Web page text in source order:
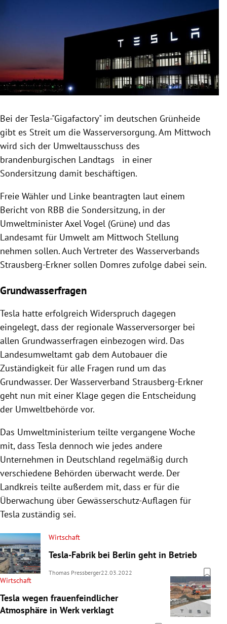
Untermenü
Untermenü
Untermenü
Bei der Tesla-"Gigafactory" im deutschen Grünheide
gibt es Streit um die Wasserversorgung. Am Mittwoch
wird sich der Umweltausschuss des
brandenburgischen Landtags in einer
Sondersitzung damit beschäftigen.
Freie Wähler und Linke beantragten laut einem
Bericht von RBB die Sondersitzung, in der
Umweltminister Axel Vogel (Grüne) und das
Landesamt für Umwelt am Mittwoch Stellung
nehmen sollen. Auch Vertreter des Wasserverbands
Strausberg-Erkner sollen Domres zufolge dabei sein.
Grundwasserfragen
Tesla hatte erfolgreich Widerspruch dagegen
eingelegt, dass der regionale Wasserversorger bei
allen Grundwasserfragen einbezogen wird. Das
Landesumweltamt gab dem Autobauer die
Zuständigkeit für alle Fragen rund um das
Grundwasser. Der Wasserverband Strausberg-Erkner
geht nun mit einer Klage gegen die Entscheidung
der Umweltbehörde vor.
Das Umweltministerium teilte vergangene Woche
mit, dass Tesla dennoch wie jedes andere
Unternehmen in Deutschland regelmäßig durch
verschiedene Behörden überwacht werde. Der
Landkreis teilte außerdem mit, dass er für die
Überwachung über Gewässerschutz-Auflagen für
Tesla zuständig sei.
Wirtschaft
Tesla-Fabrik bei Berlin geht in Betrieb
Thomas Pressberger22.03.2022
Wirtschaft
Tesla wegen frauenfeindlicher
Atmosphäre in Werk verklagt